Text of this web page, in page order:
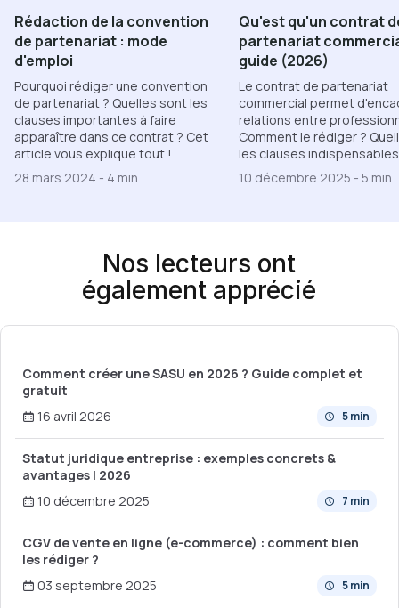
Rédaction de la convention
de partenariat : mode
d'emploi
Pourquoi rédiger une convention
de partenariat ? Quelles sont les
clauses importantes à faire
apparaître dans ce contrat ? Cet
article vous explique tout !
28 mars 2024 - 4 min
Qu'est qu'un contrat
partenariat
guide (2026)
Le contrat de partenariat
commercial permet
relations entre
Comment le rédiger ?
les clauses
10 décembre 2025 - 5 min
Nos lecteurs ont
également apprécié
Comment créer une SASU en 2026 ? Guide complet et
gratuit
5 min
16 avril 2026
Statut juridique entreprise : exemples concrets &
avantages | 2026
7 min
10 décembre 2025
CGV de vente en ligne (e-commerce) : comment bien
les rédiger ?
5 min
03 septembre 2025